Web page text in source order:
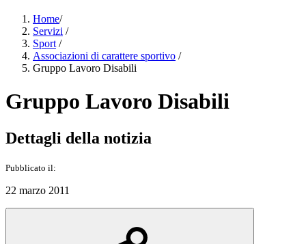
Home/
Servizi /
Sport /
Associazioni di carattere sportivo /
Gruppo Lavoro Disabili
Gruppo Lavoro Disabili
Dettagli della notizia
Pubblicato il:
22 marzo 2011